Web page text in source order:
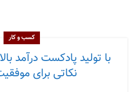
کسب و کار
با تولید پادکست درآمد
نکاتی برای